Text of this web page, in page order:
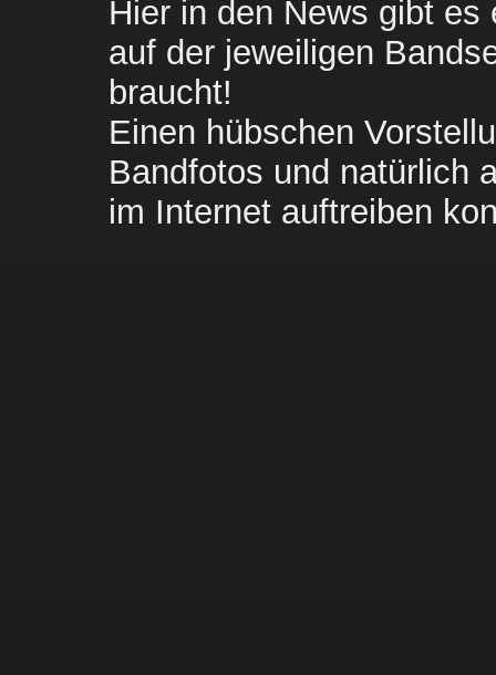
Hier in den News gibt
auf der jeweiligen
braucht!
Einen hübschen
Bandfotos und natürlich
im Internet auftreiben